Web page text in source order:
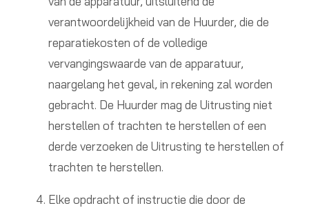
verantwoordelijkheid van de Huurder, die de
reparatiekosten of de volledige
vervangingswaarde van de apparatuur,
naargelang het geval, in rekening zal worden
gebracht. De Huurder mag de Uitrusting niet
herstellen of trachten te herstellen of een
derde verzoeken de Uitrusting te herstellen of
trachten te herstellen.
Elke opdracht of instructie die door de